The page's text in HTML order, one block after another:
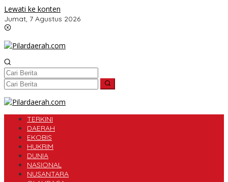
Lewati ke konten
Jumat, 7 Agustus 2026
TERKINI
DAERAH
EKOBIS
HUKRIM
DUNIA
NASIONAL
NUSANTARA